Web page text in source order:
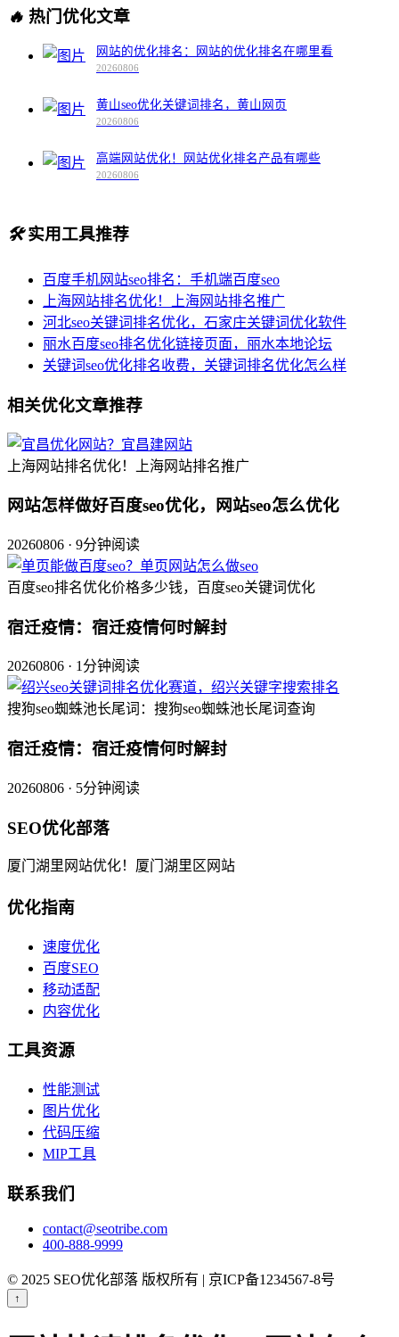
🔥 热门优化文章
网站的优化排名：网站的优化排名在哪里看
20260806
黄山seo优化关键词排名，黄山网页
20260806
高端网站优化！网站优化排名产品有哪些
20260806
🛠️实用工具推荐
百度手机网站seo排名：手机端百度seo
上海网站排名优化！上海网站排名推广
河北seo关键词排名优化，石家庄关键词优化软件
丽水百度seo排名优化链接页面，丽水本地论坛
关键词seo优化排名收费，关键词排名优化怎么样
相关优化文章推荐
上海网站排名优化！上海网站排名推广
网站怎样做好百度seo优化，网站seo怎么优化
20260806 · 9分钟阅读
百度seo排名优化价格多少钱，百度seo关键词优化
宿迁疫情：宿迁疫情何时解封
20260806 · 1分钟阅读
搜狗seo蜘蛛池长尾词：搜狗seo蜘蛛池长尾词查询
宿迁疫情：宿迁疫情何时解封
20260806 · 5分钟阅读
SEO优化部落
厦门湖里网站优化！厦门湖里区网站
优化指南
速度优化
百度SEO
移动适配
内容优化
工具资源
性能测试
图片优化
代码压缩
MIP工具
联系我们
contact@seotribe.com
400-888-9999
© 2025 SEO优化部落 版权所有 | 京ICP备1234567-8号
↑